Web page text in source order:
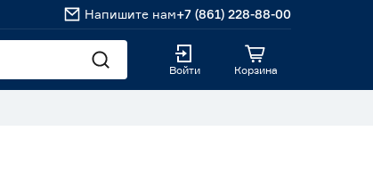
Напишите нам+7 (861) 228-88-00
Войти Корзина